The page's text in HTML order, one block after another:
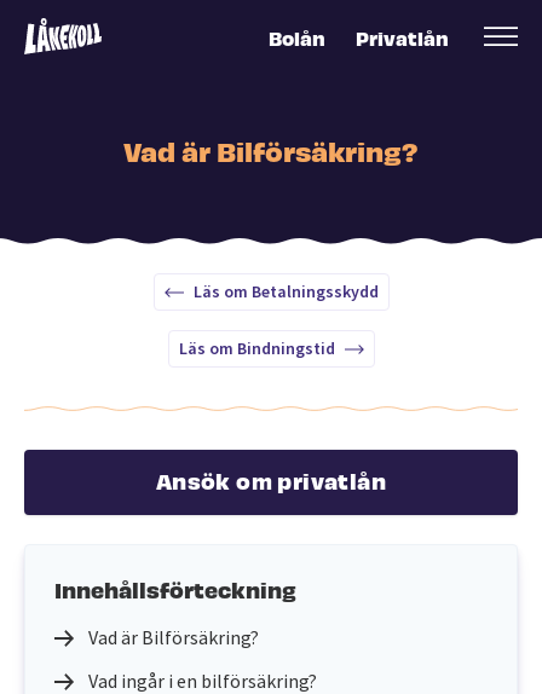
Bolån Privatlån
Vad är Bilförsäkring?
Läs om Betalningsskydd
Läs om Bindningstid
Ansök om privatlån
Innehållsförteckning
Vad är Bilförsäkring?
Vad ingår i en bilförsäkring?